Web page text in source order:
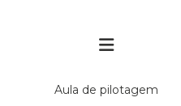
aula de pilotagem